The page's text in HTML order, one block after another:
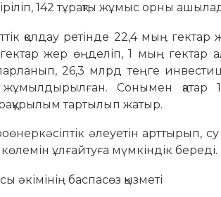
142 тұрақты жұмыс орны
қолдау ретінде 22,4 мың
гектар жер өңделіп, 1 мың гектар
26,3 млрд теңге
Сонымен қатар
тартылып жатыр.
әлеуетін арттырып,
ұлғайтуға мүмкіндік береді.
баспасөз қызметі